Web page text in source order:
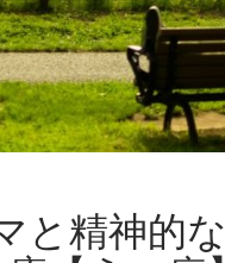
と精神的な